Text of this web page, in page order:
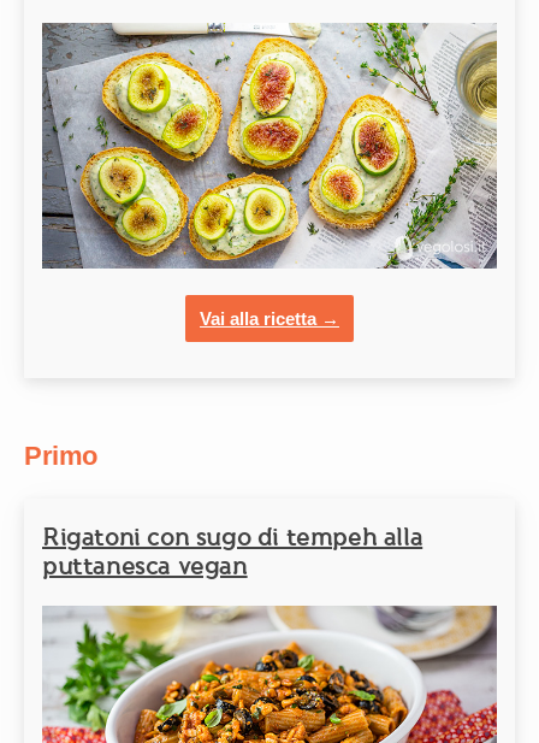
Vai alla ricetta →
Primo
Rigatoni con sugo di tempeh alla
puttanesca vegan